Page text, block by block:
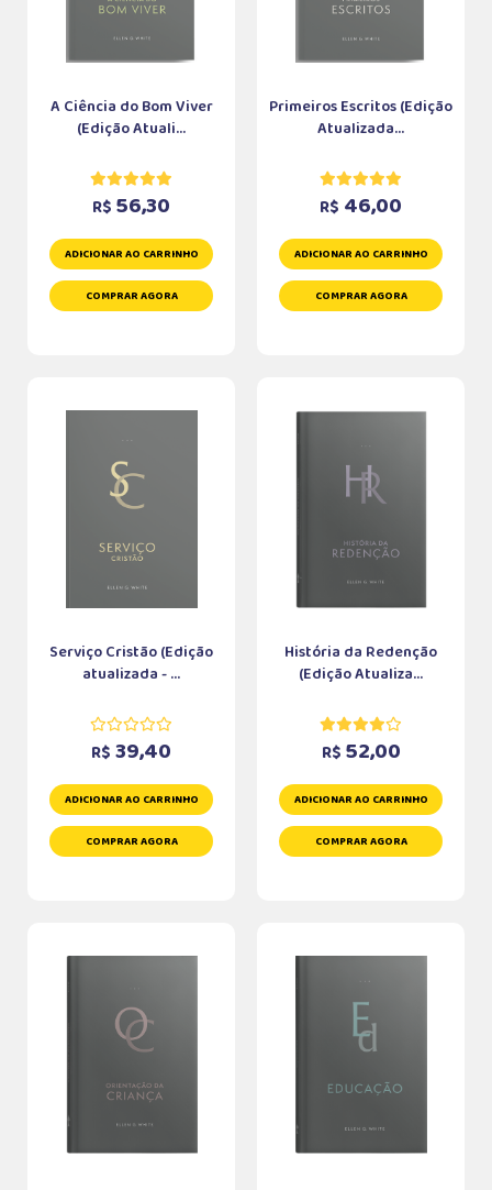
A Ciência do Bom Viver
(Edição Atuali...
R$ 56,30
ADICIONAR AO CARRINHO
COMPRAR AGORA
Primeiros Escritos (Edição
Atualizada...
R$ 46,00
ADICIONAR AO CARRINHO
COMPRAR AGORA
Serviço Cristão (Edição
atualizada - ...
R$ 39,40
ADICIONAR AO CARRINHO
COMPRAR AGORA
História da Redenção
(Edição Atualiza...
R$ 52,00
ADICIONAR AO CARRINHO
COMPRAR AGORA